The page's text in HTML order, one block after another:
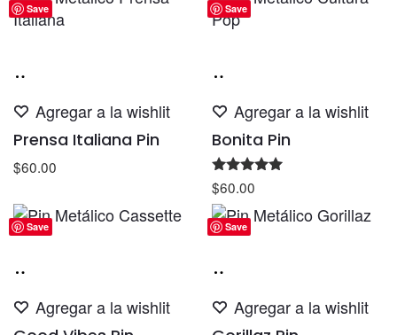
Save
carrito
Agregar a la wishlit
Prensa Italiana Pin
$60.00
Save
carrito
Agregar a la wishlit
Bonita Pin
Valorado
con
5.00
de 5
$60.00
Save
carrito
Agregar a la wishlit
Save
carrito
Agregar a la wishlit